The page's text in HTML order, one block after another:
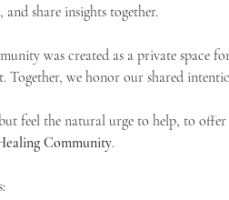
share insights together.
was created as a private
Together, we honor our shared
feel the natural urge to help, to
Community.